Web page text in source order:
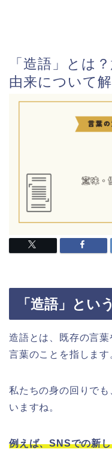
「造語」とは
由来について解
「造語」とい
造語とは、既存の言
言葉のことを指します
私たちの身の回りで
いますね。
例えば、SNSでの新